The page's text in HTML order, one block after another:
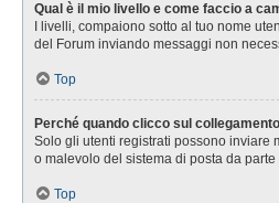
Qual è il mio livello e come faccio a
I livelli, compaiono sotto al tuo nome
del Forum inviando messaggi non
Top
Perché quando clicco sul
Solo gli utenti registrati possono inviare
o malevolo del sistema di posta da
Top